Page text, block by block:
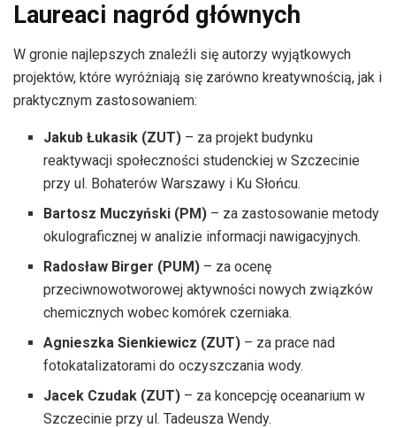
Laureaci nagród głównych
W gronie najlepszych znaleźli się autorzy wyjątkowych
projektów, które wyróżniają się zarówno kreatywnością, jak i
praktycznym zastosowaniem:
Jakub Łukasik (ZUT) – za projekt budynku
reaktywacji społeczności studenckiej w Szczecinie
przy ul. Bohaterów Warszawy i Ku Słońcu.
Bartosz Muczyński (PM) – za zastosowanie metody
okulograficznej w analizie informacji nawigacyjnych.
Radosław Birger (PUM) – za ocenę
przeciwnowotworowej aktywności nowych związków
chemicznych wobec komórek czerniaka.
Agnieszka Sienkiewicz (ZUT) – za prace nad
fotokatalizatorami do oczyszczania wody.
Jacek Czudak (ZUT) – za koncepcję oceanarium w
Szczecinie przy ul. Tadeusza Wendy.